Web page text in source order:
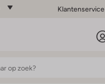
Klantenservice